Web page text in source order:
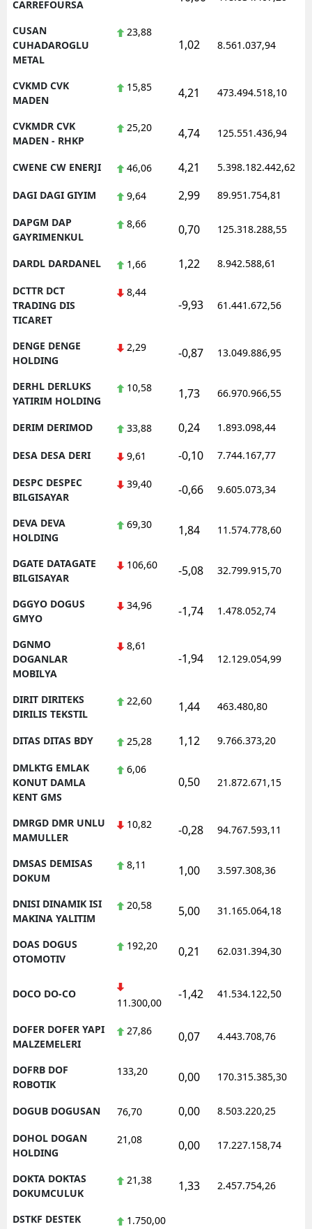
CARREFOURSA
CUSAN
CUHADAROGLU
METAL
23,88
1,02 8.561.037,94
CVKMD CVK
MADEN
15,85 4,21 473.494.518,10
CVKMDR CVK
MADEN - RHKP
25,20 4,74 125.551.436,94
CWENE CW ENERJI 46,06 4,21 5.398.182.442,62
DAGI DAGI GIYIM 9,64 2,99 89.951.754,81
DAPGM DAP
GAYRIMENKUL
8,66 0,70 125.318.288,55
DARDL DARDANEL 1,66 1,22 8.942.588,61
DCTTR DCT
TRADING DIS
TICARET
8,44
-9,93 61.441.672,56
DENGE DENGE
HOLDING
2,29 -0,87 13.049.886,95
DERHL DERLUKS
YATIRIM HOLDING
10,58 1,73 66.970.966,55
DERIM DERIMOD 33,88 0,24 1.893.098,44
DESA DESA DERI 9,61 -0,10 7.744.167,77
DESPC DESPEC
BILGISAYAR
39,40 -0,66 9.605.073,34
DEVA DEVA
HOLDING
69,30 1,84 11.574.778,60
DGATE DATAGATE
BILGISAYAR
106,60 -5,08 32.799.915,70
DGGYO DOGUS
GMYO
34,96 -1,74 1.478.052,74
DGNMO
DOGANLAR
MOBILYA
8,61
-1,94 12.129.054,99
DIRIT DIRITEKS
DIRILIS TEKSTIL
22,60 1,44 463.480,80
DITAS DITAS BDY 25,28 1,12 9.766.373,20
DMLKTG EMLAK
KONUT DAMLA
KENT GMS
6,06
0,50 21.872.671,15
DMRGD DMR UNLU
MAMULLER
10,82 -0,28 94.767.593,11
DMSAS DEMISAS
DOKUM
8,11 1,00 3.597.308,36
DNISI DINAMIK ISI
MAKINA YALITIM
20,58 5,00 31.165.064,18
DOAS DOGUS
OTOMOTIV
192,20 0,21 62.031.394,30
DOCO DO-CO
11.300,00
-1,42 41.534.122,50
DOFER DOFER YAPI
MALZEMELERI
27,86 0,07 4.443.708,76
DOFRB DOF
ROBOTIK
133,20 0,00 170.315.385,30
DOGUB DOGUSAN 76,70 0,00 8.503.220,25
DOHOL DOGAN
HOLDING
21,08 0,00 17.227.158,74
DOKTA DOKTAS
DOKUMCULUK
21,38 1,33 2.457.754,26
DSTKF DESTEK
1.750,00